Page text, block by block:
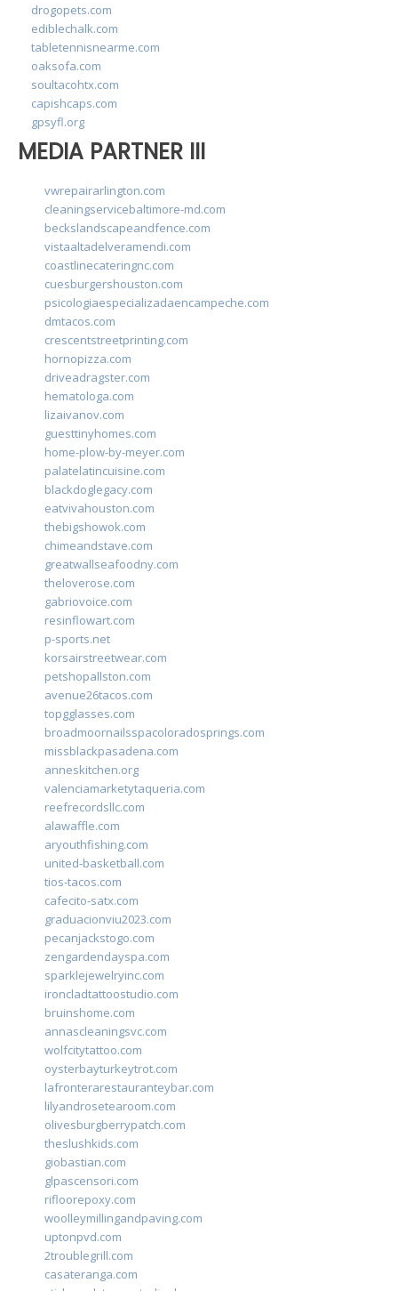
drogopets.com
ediblechalk.com
tabletennisnearme.com
oaksofa.com
soultacohtx.com
capishcaps.com
gpsyfl.org
MEDIA PARTNER III
vwrepairarlington.com
cleaningservicebaltimore-md.com
beckslandscapeandfence.com
vistaaltadelveramendi.com
coastlinecateringnc.com
cuesburgershouston.com
psicologiaespecializadaencampeche.com
dmtacos.com
crescentstreetprinting.com
hornopizza.com
driveadragster.com
hematologa.com
lizaivanov.com
guesttinyhomes.com
home-plow-by-meyer.com
palatelatincuisine.com
blackdoglegacy.com
eatvivahouston.com
thebigshowok.com
chimeandstave.com
greatwallseafoodny.com
theloverose.com
gabriovoice.com
resinflowart.com
p-sports.net
korsairstreetwear.com
petshopallston.com
avenue26tacos.com
topgglasses.com
broadmoornailsspacoloradosprings.com
missblackpasadena.com
anneskitchen.org
valenciamarketytaqueria.com
reefrecordsllc.com
alawaffle.com
aryouthfishing.com
united-basketball.com
tios-tacos.com
cafecito-satx.com
graduacionviu2023.com
pecanjackstogo.com
zengardendayspa.com
sparklejewelryinc.com
ironcladtattoostudio.com
bruinshome.com
annascleaningsvc.com
wolfcitytattoo.com
oysterbayturkeytrot.com
lafronterarestauranteybar.com
lilyandrosetearoom.com
olivesburgberrypatch.com
theslushkids.com
giobastian.com
glpascensori.com
rifloorepoxy.com
woolleymillingandpaving.com
uptonpvd.com
2troublegrill.com
casateranga.com